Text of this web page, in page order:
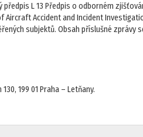
L 13 Předpis o odborném
Aircraft Accident and Incident
subjektů. Obsah příslušné zprávy
199 01 Praha – Letňany.